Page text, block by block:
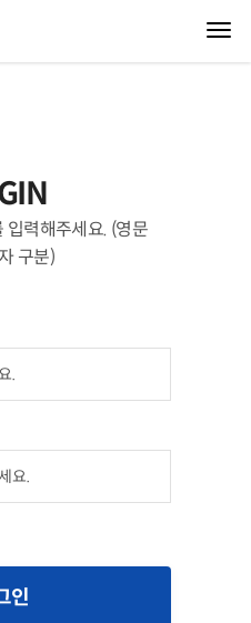
입력해주세요. (영문
구분)
인